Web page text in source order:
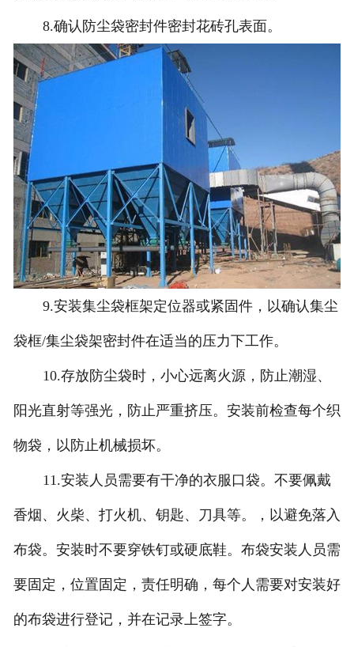
8.确认防尘袋密封件密封花砖孔表面。
9.安装集尘袋框架定位器或紧固件，以确认集尘
袋框/集尘袋架密封件在适当的压力下工作。
10.存放防尘袋时，小心远离火源，防止潮湿、
阳光直射等强光，防止严重挤压。安装前检查每个织
物袋，以防止机械损坏。
11.安装人员需要有干净的衣服口袋。不要佩戴
香烟、火柴、打火机、钥匙、刀具等。，以避免落入
布袋。安装时不要穿铁钉或硬底鞋。布袋安装人员需
要固定，位置固定，责任明确，每个人需要对安装好
的布袋进行登记，并在记录上签字。